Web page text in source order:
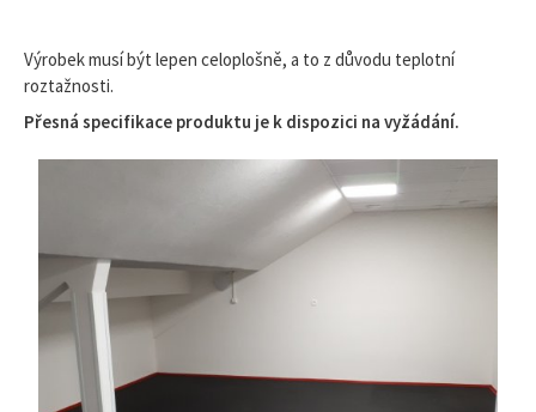
Výrobek musí být lepen celoplošně, a to z důvodu teplotní
roztažnosti.
Přesná specifikace produktu je k dispozici na vyžádání.